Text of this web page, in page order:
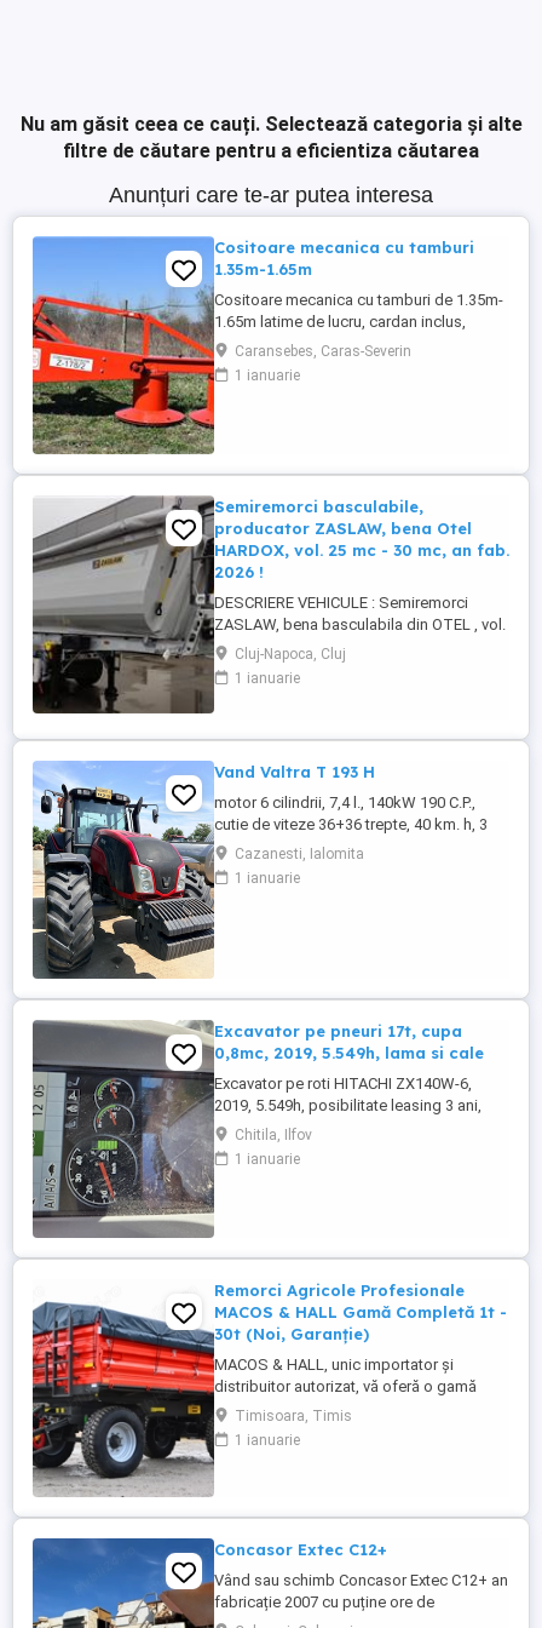
Nu am găsit ceea ce cauți. Selectează categoria și alte
filtre de căutare pentru a eficientiza căutarea
Anunțuri care te-ar putea interesa
Cositoare mecanica cu tamburi
1.35m-1.65m
Cositoare mecanica cu tamburi de 1.35m-
1.65m latime de lucru, cardan inclus,
prelata, cheie de cutite Transport in toate
judetele
Caransebes, Caras-Severin
1 ianuarie
Semiremorci basculabile,
producator ZASLAW, bena Otel
HARDOX, vol. 25 mc - 30 mc, an fab.
2026 !
DESCRIERE VEHICULE : Semiremorci
ZASLAW, bena basculabila din OTEL , vol.
24 mc - 30 mc, (stoc nou 2026 sau in
fabricatie ZASLAW) . DETALII: -
Semiremorci basculabile pe 3 axe, bena
Cluj-Napoca, Cluj
1 ianuarie
Vand Valtra T 193 H
motor 6 cilindrii, 7,4 l., 140kW 190 C.P.,
cutie de viteze 36+36 trepte, 40 km. h, 3
prize hidraulice, 650 65 r 42 spate, 540 65 r
30, 6.240 ore, an 2013, TVA inclus în preț.
Cazanesti, Ialomita
1 ianuarie
Excavator pe pneuri 17t, cupa
0,8mc, 2019, 5.549h, lama si cale
Excavator pe roti HITACHI ZX140W-6,
2019, 5.549h, posibilitate leasing 3 ani,
STARE FOARTE BUNA. Se poate vedea si
proba in Chitila , sos de Centura Bucuresti
la UTIROM INVEST SRL
Chitila, Ilfov
1 ianuarie
Remorci Agricole Profesionale
MACOS & HALL Gamă Completă 1t -
30t (Noi, Garanție)
MACOS & HALL, unic importator și
distribuitor autorizat, vă oferă o gamă
variată de remorci agricole și tehnologice,
special concepute pentru a răspunde
nevoilor fermierilor moderni. Toate
durabilitate și performanță maximă în
Timisoara, Timis
1 ianuarie
Concasor Extec C12+
Vând sau schimb Concasor Extec C12+ an
fabricație 2007 cu puține ore de
funcționare.